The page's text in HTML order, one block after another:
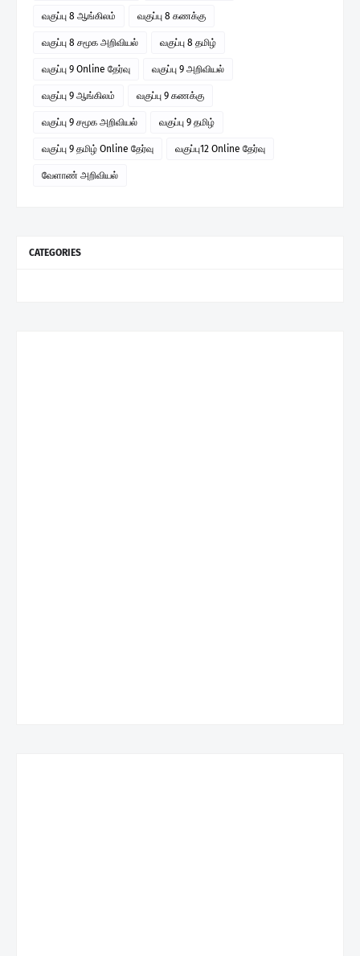
வகுப்பு 8 ஆங்கிலம் வகுப்பு 8 கணக்கு
வகுப்பு 8 சமூக அறிவியல் வகுப்பு 8 தமிழ்
வகுப்பு 9 Online தேர்வு வகுப்பு 9 அறிவியல்
வகுப்பு 9 ஆங்கிலம் வகுப்பு 9 கணக்கு
வகுப்பு 9 சமூக அறிவியல் வகுப்பு 9 தமிழ்
வகுப்பு 9 தமிழ் Online தேர்வு வகுப்பு12 Online தேர்வு
வேளாண் அறிவியல்
CATEGORIES